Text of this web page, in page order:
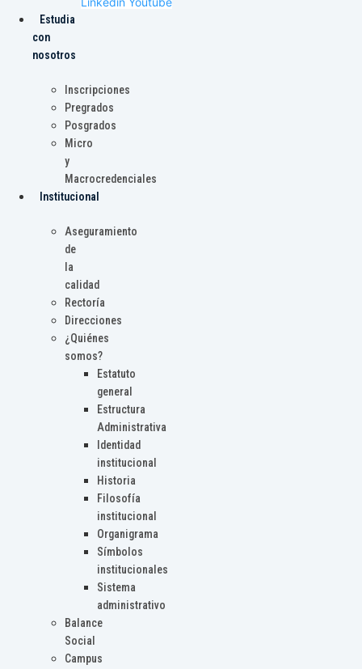
Estudia
con
nosotros
Inscripciones
Pregrados
Posgrados
Micro
y
Macrocredenciales
Institucional
Aseguramiento
de
la
calidad
Rectoría
Direcciones
¿Quiénes
somos?
Estatuto
general
Estructura
Administrativa
Identidad
institucional
Historia
Filosofía
institucional
Organigrama
Símbolos
institucionales
Sistema
administrativo
Balance
Social
Campus